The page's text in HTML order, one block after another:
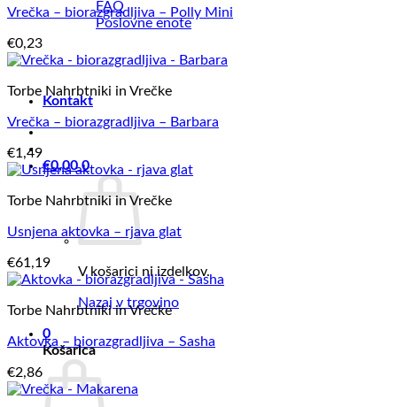
FAQ
Poslovne enote
Kontakt
€0,00 0
V košarici ni izdelkov.
Nazaj v trgovino
0
Košarica
Vrečka – biorazgradljiva – Polly Mini
€0,23
Torbe Nahrbtniki in Vrečke
Vrečka – biorazgradljiva – Barbara
€1,49
Torbe Nahrbtniki in Vrečke
Usnjena aktovka – rjava glat
€61,19
Torbe Nahrbtniki in Vrečke
Aktovka – biorazgradljiva – Sasha
€2,86